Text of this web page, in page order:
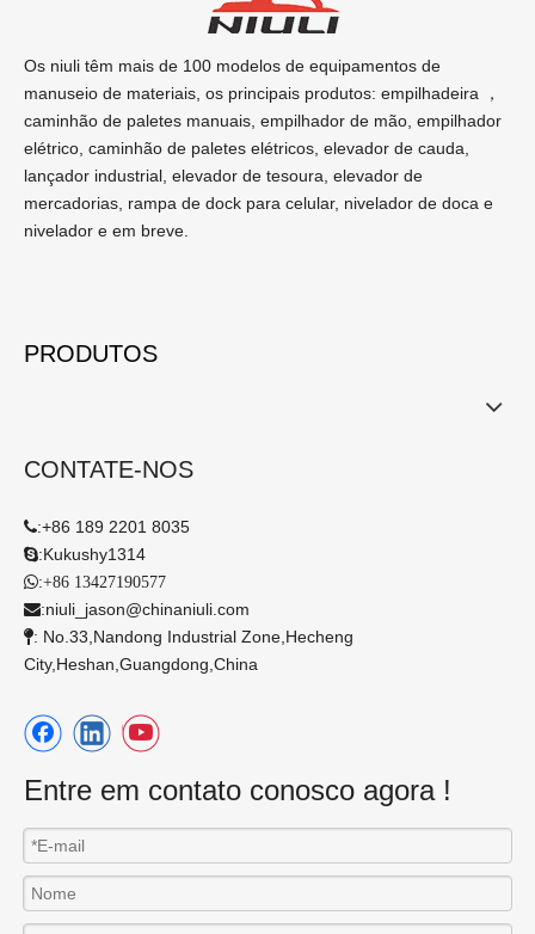
Transpaleteira superlonga
Inquérito
Paleteira Eco Elétrica EPT1.5
Inquérito
1 2 3
Os niuli têm mais de 100 modelos de equipamentos de
manuseio de materiais, os principais produtos: empilhadeira ，
caminhão de paletes manuais, empilhador de mão, empilhador
elétrico, caminhão de paletes elétricos, elevador de cauda, ​​
lançador industrial, elevador de tesoura, elevador de
mercadorias, rampa de dock para celular, nivelador de doca e
nivelador e em breve.
PRODUTOS
CONTATE-NOS
:+86 189 2201 8035
:Kukushy1314
:+86 13427190577
:niuli_jason@chinaniuli.com
: No.33,Nandong Industrial Zone,Hecheng
City,Heshan,Guangdong,China​​​​​​​
Entre em contato conosco agora !